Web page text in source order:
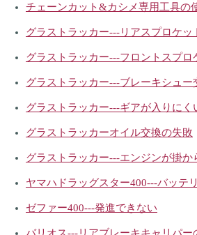
チェーンカット&カシメ専用工具の
グラストラッカー---リアスプロケッ
グラストラッカー---フロントスプロ
グラストラッカー---ブレーキシュー
グラストラッカー---ギアが入りにく
グラストラッカーオイル交換の失敗
グラストラッカー---エンジンが掛か
ヤマハドラッグスター400---バッテ
ゼファー400---発進できない